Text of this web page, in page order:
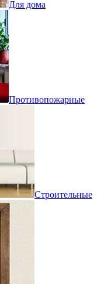
Для дома
Противопожарные
Строительные